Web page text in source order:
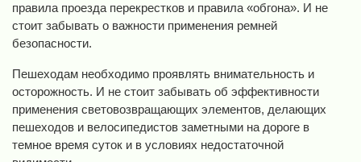
правила проезда перекрестков и правила «обгона». И не
стоит забывать о важности применения ремней
безопасности.
Пешеходам необходимо проявлять внимательность и
осторожность. И не стоит забывать об эффективности
применения световозвращающих элементов, делающих
пешеходов и велосипедистов заметными на дороге в
темное время суток и в условиях недостаточной